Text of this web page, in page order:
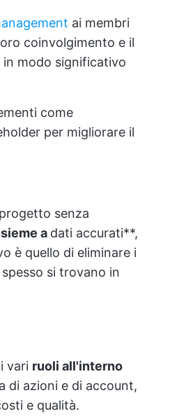
ai membri
coinvolgimento e il
modo significativo
come
per migliorare il
senza
a dati accurati**,
è quello di eliminare i
si trovano in
vari ruoli all'interno
di azioni e di account,
e qualità.